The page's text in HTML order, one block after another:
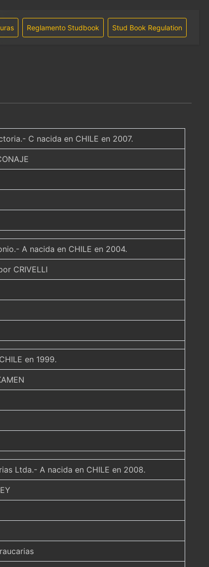
Reglamento Studbook Stud Book Regulation
C nacida en CHILE en 2007.
A nacida en CHILE en 2004.
CRIVELLI
en 1999.
Ltda.- A nacida en CHILE en 2008.